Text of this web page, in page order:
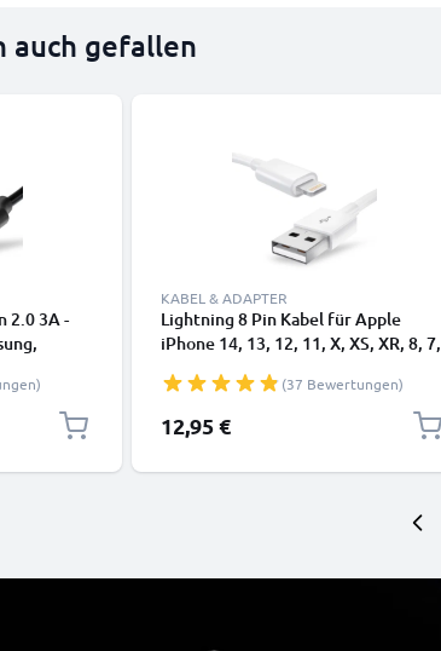
auch gefallen
2.0 3A -
KABEL & ADAPTER
Lightning 8 Pin Kabel für Apple
iPhone 14, 13, 12, 11, X, XS, XR, 8, 7,
Datenkabel für Smartphone
(37 Bewertungen)
12,95 €